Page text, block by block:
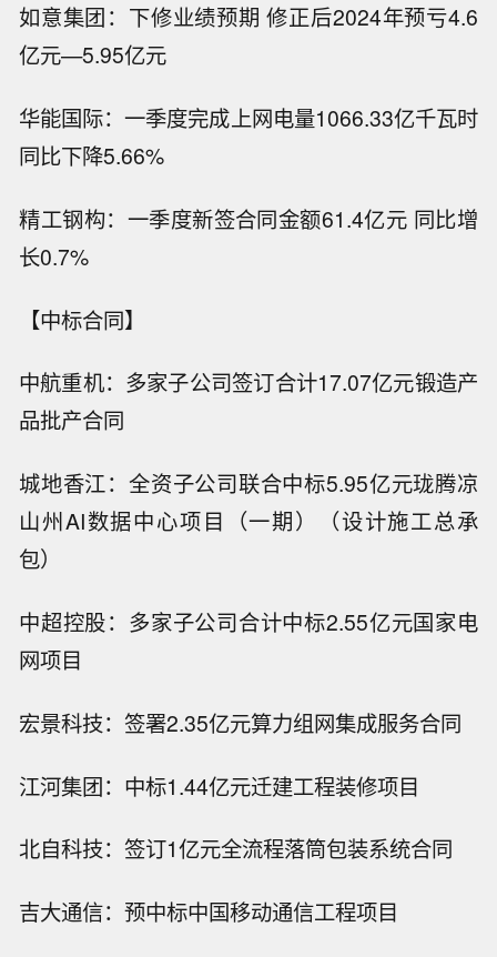
如意集团：下修业绩预期 修正后2024年预亏4.6
亿元—5.95亿元
华能国际：一季度完成上网电量1066.33亿千瓦时
同比下降5.66%
精工钢构：一季度新签合同金额61.4亿元 同比增
长0.7%
【中标合同】
中航重机：多家子公司签订合计17.07亿元锻造产
品批产合同
城地香江：全资子公司联合中标5.95亿元珑腾凉
山州AI数据中心项目（一期）（设计施工总承
包）
中超控股：多家子公司合计中标2.55亿元国家电
网项目
宏景科技：签署2.35亿元算力组网集成服务合同
江河集团：中标1.44亿元迁建工程装修项目
北自科技：签订1亿元全流程落筒包装系统合同
吉大通信：预中标中国移动通信工程项目